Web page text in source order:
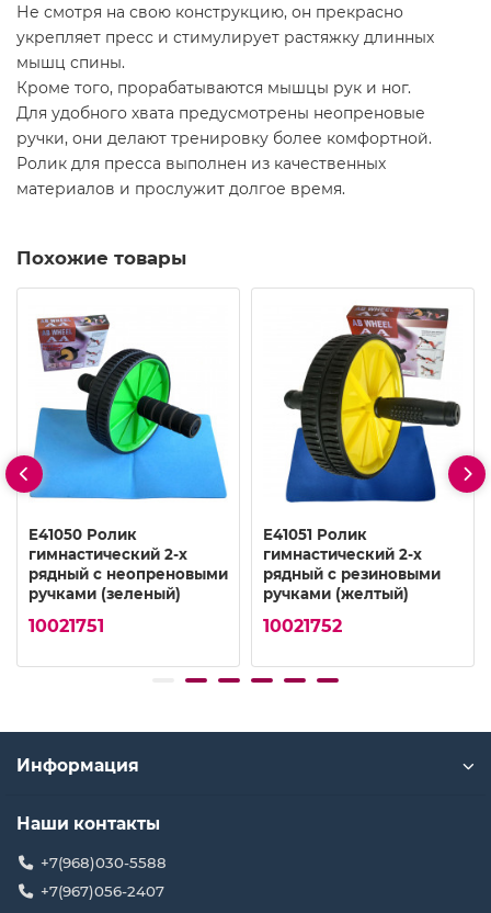
Не смотря на свою конструкцию, он прекрасно
укрепляет пресс и стимулирует растяжку длинных
мышц спины.
Кроме того, прорабатываются мышцы рук и ног.
Для удобного хвата предусмотрены неопреновые
ручки, они делают тренировку более комфортной.
Ролик для пресса выполнен из качественных
материалов и прослужит долгое время.
Похожие товары
E41050 Ролик
гимнастический 2-х
рядный с неопреновыми
ручками (зеленый)
10021751
E41051 Ролик
гимнастический 2-х
рядный с резиновыми
ручками (желтый)
10021752
Информация
Наши контакты
+7(968)030-5588
+7(967)056-2407